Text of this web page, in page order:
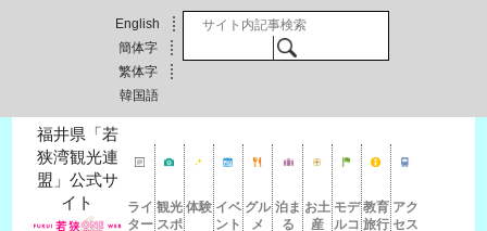
English
簡体字
繁体字
韓国語
福井県「若
狭湾観光連
盟」公式サ
イト
ライ
ター
観光
スポ
体験 イベ
ント
グル
メ
泊ま
る
お土
産
モデ
ルコ
教育
旅行
アク
セス